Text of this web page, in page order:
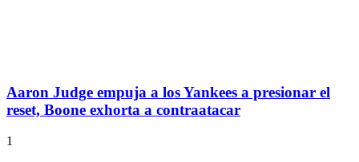
Aaron Judge empuja a los Yankees a presionar el
reset, Boone exhorta a contraatacar
1